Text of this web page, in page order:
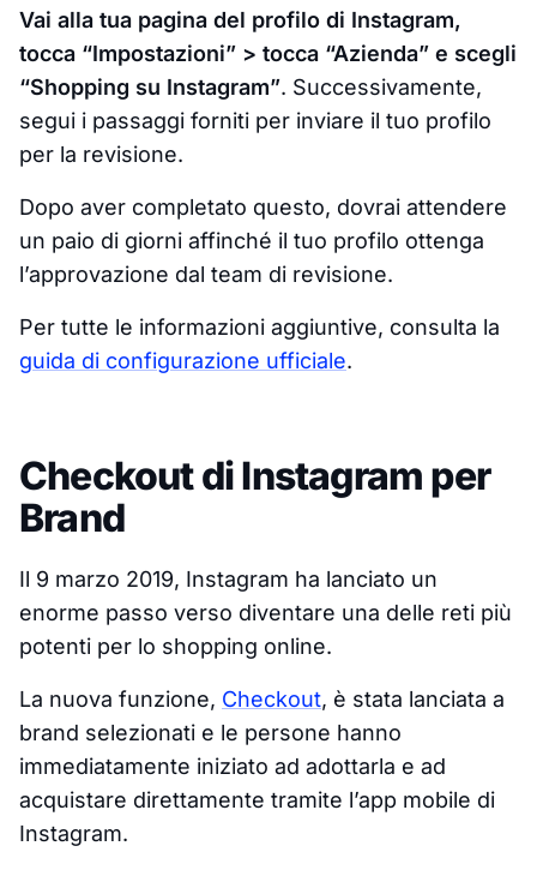
Vai alla tua pagina del profilo di Instagram,
tocca “Impostazioni” > tocca “Azienda” e scegli
“Shopping su Instagram”. Successivamente,
segui i passaggi forniti per inviare il tuo profilo
per la revisione.
Dopo aver completato questo, dovrai attendere
un paio di giorni affinché il tuo profilo ottenga
l’approvazione dal team di revisione.
Per tutte le informazioni aggiuntive, consulta la
guida di configurazione ufficiale.
Checkout di Instagram per
Brand
Il 9 marzo 2019, Instagram ha lanciato un
enorme passo verso diventare una delle reti più
potenti per lo shopping online.
La nuova funzione, Checkout, è stata lanciata a
brand selezionati e le persone hanno
immediatamente iniziato ad adottarla e ad
acquistare direttamente tramite l’app mobile di
Instagram.